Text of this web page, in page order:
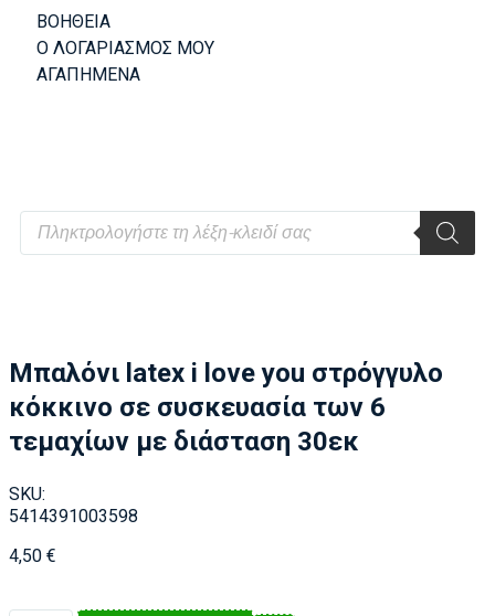
ΒΟΗΘΕΙΑ
Ο ΛΟΓΑΡΙΑΣΜΟΣ ΜΟΥ
ΑΓΑΠΗΜΕΝΑ
Μπαλόνι latex i love you στρόγγυλο
κόκκινο σε συσκευασία των 6
τεμαχίων με διάσταση 30εκ
SKU:
5414391003598
4,50 €